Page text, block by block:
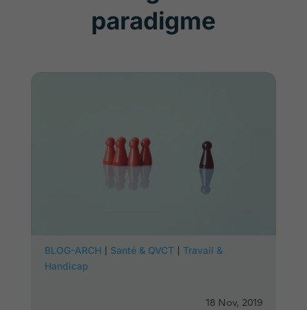
paradigme
BLOG-ARCH | Santé & QVCT| Travail &
Handicap
18 Nov, 2019
de « travailleur handicapé » a été instaurée pour
amener les employeurs à agir de façon proactive
éloignant des populations fragilisées de l’emploi.